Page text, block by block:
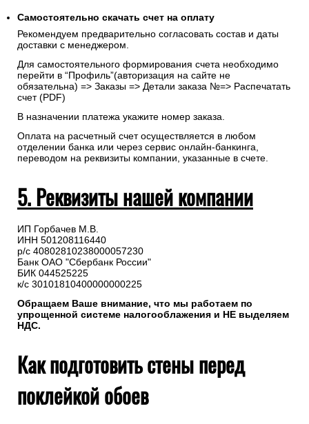
Самостоятельно скачать счет на оплату
Рекомендуем предварительно согласовать состав и даты
доставки с менеджером.
Для самостоятельного формирования счета необходимо
перейти в “Профиль”(авторизация на сайте не
обязательна) => Заказы => Детали заказа №=> Распечатать
счет (PDF)
В назначении платежа укажите номер заказа.
Оплата на расчетный счет осуществляется в любом
отделении банка или через сервис онлайн-банкинга,
переводом на реквизиты компании, указанные в счете.
5. Реквизиты нашей компании
ИП Горбачев М.В.
ИНН 501208116440
р/с 40802810238000057230
Банк ОАО "Сбербанк России"
БИК 044525225
к/с 30101810400000000225
Обращаем Ваше внимание, что мы работаем по
упрощенной системе налогооблажения и НЕ выделяем
НДС.
Как подготовить стены перед
поклейкой обоев